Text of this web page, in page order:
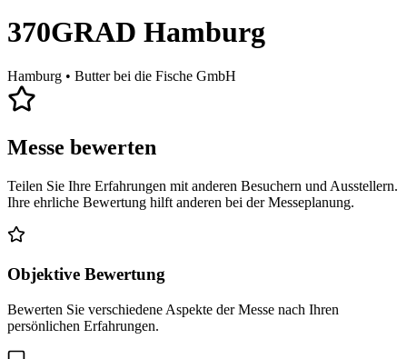
370GRAD Hamburg
Hamburg • Butter bei die Fische GmbH
Messe bewerten
Teilen Sie Ihre Erfahrungen mit anderen Besuchern und Ausstellern.
Ihre ehrliche Bewertung hilft anderen bei der Messeplanung.
Objektive Bewertung
Bewerten Sie verschiedene Aspekte der Messe nach Ihren
persönlichen Erfahrungen.